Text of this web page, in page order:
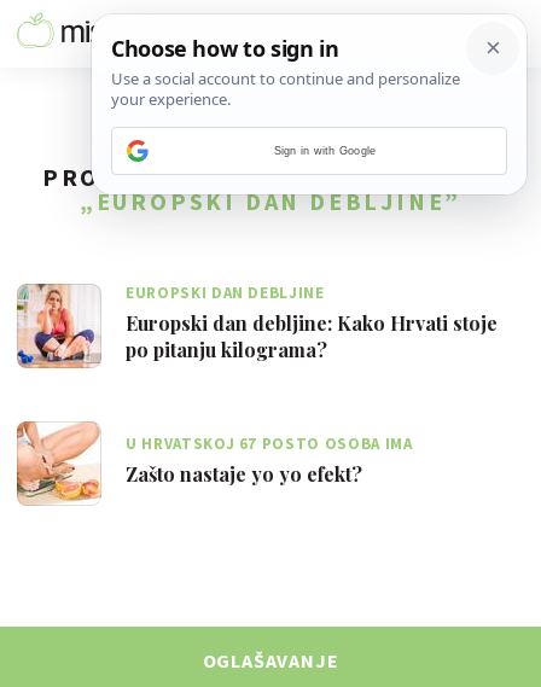
PRONAĐENO2REZULTATA ZA TAG
„EUROPSKI DAN DEBLJINE”
EUROPSKI DAN DEBLJINE
Europski dan debljine: Kako Hrvati stoje
po pitanju kilograma?
U HRVATSKOJ 67 POSTO OSOBA IMA
PREKOMJERNU TJELESNU TEŽINU
Zašto nastaje yo yo efekt?
OGLAŠAVANJE
Sign in with Google